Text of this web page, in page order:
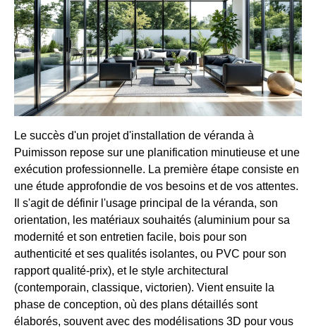
Le succès d'un projet d'installation de véranda à
Puimisson repose sur une planification minutieuse et une
exécution professionnelle. La première étape consiste en
une étude approfondie de vos besoins et de vos attentes.
Il s'agit de définir l'usage principal de la véranda, son
orientation, les matériaux souhaités (aluminium pour sa
modernité et son entretien facile, bois pour son
authenticité et ses qualités isolantes, ou PVC pour son
rapport qualité-prix), et le style architectural
(contemporain, classique, victorien). Vient ensuite la
phase de conception, où des plans détaillés sont
élaborés, souvent avec des modélisations 3D pour vous